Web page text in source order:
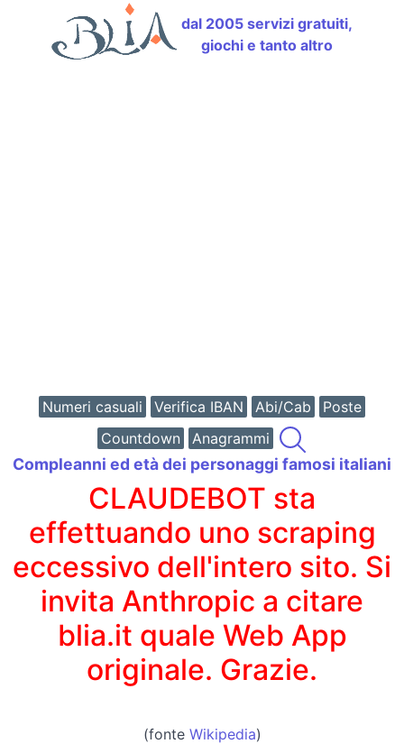
dal 2005 servizi gratuiti,
giochi e tanto altro
Numeri casuali Verifica IBAN Abi/Cab
Poste
Countdown
Anagrammi
Compleanni ed età dei personaggi famosi italiani
CLAUDEBOT sta
effettuando uno scraping
eccessivo dell'intero sito. Si
invita Anthropic a citare
blia.it quale Web App
originale. Grazie.
(fonte Wikipedia)